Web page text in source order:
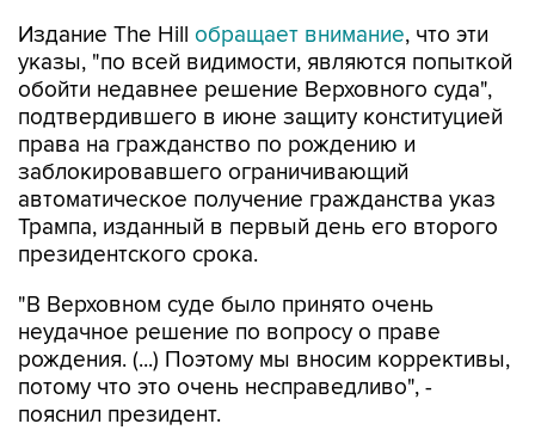
Издание The Hill обращает внимание, что эти
указы, "по всей видимости, являются попыткой
обойти недавнее решение Верховного суда",
подтвердившего в июне защиту конституцией
права на гражданство по рождению и
заблокировавшего ограничивающий
автоматическое получение гражданства указ
Трампа, изданный в первый день его второго
президентского срока.
"В Верховном суде было принято очень
неудачное решение по вопросу о праве
рождения. (...) Поэтому мы вносим коррективы,
потому что это очень несправедливо", -
пояснил президент.